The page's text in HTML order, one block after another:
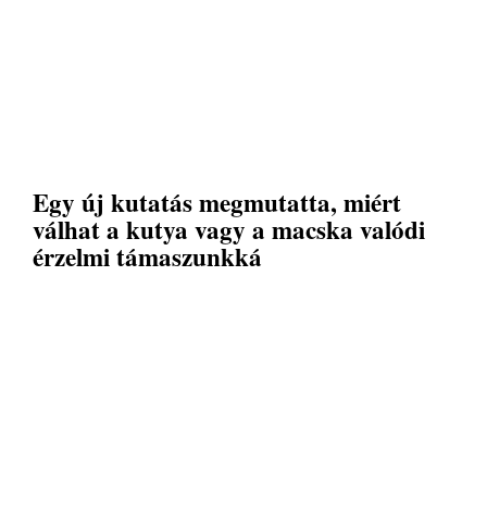
Egy új kutatás megmutatta, miért
válhat a kutya vagy a macska valódi
érzelmi támaszunkká